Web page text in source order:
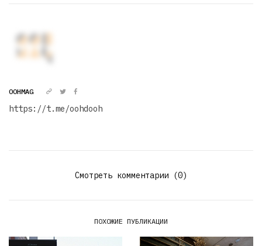
OOHMAG
https://t.me/oohdooh
Смотреть комментарии (0)
ПОХОЖИЕ ПУБЛИКАЦИИ